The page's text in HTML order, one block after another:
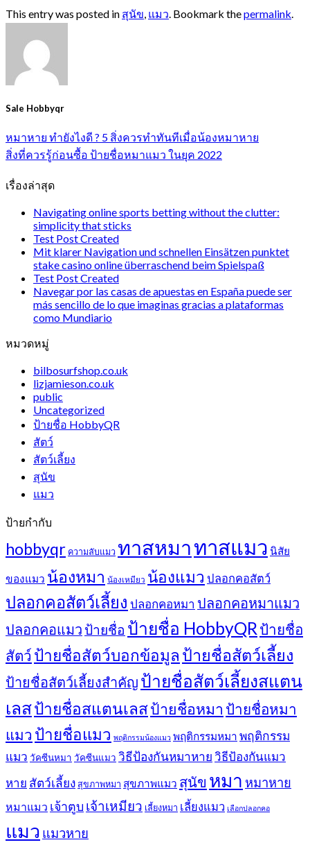
This entry was posted in สุนัข แมว . Bookmark thepermalink
Sale Hobbyqr
หมาหาย ทำยังไงดี ? 5 สิ่งควรทำทันทีเมื่อน้องหมาหาย
สิ่งที่ควรรู้ก่อนซื้อ ป้ายชื่อหมาแมว ในยุค 2022
เรื่องล่าสุด
Navigating online sports betting without the clutter:
simplicity that sticks
Test Post Created
Mit klarer Navigation und schnellen Einsätzen punktet
stake casino online überraschend beim Spielspaß
Test Post Created
Navegar por las casas de apuestas en España puede ser
más sencillo de lo que imaginas gracias a plataformas
como Mundiario
หมวดหมู่
bilbosurfshop.co.uk
lizjamieson.co.uk
public
Uncategorized
ป้ายชื่อ HobbyQR
สัตว์
สัตว์เลี้ยง
สุนัข
แมว
ป้ายกำกับ
hobbyqr ความลับแมว ทาสหมาทาสแมว นิสัย
ของแมว น้องหมา น้องเหมียว น้องแมว ปลอกคอสัตว์
ปลอกคอสัตว์เลี้ยง ปลอกคอหมา ปลอกคอหมาแมว
ปลอกคอแมว ป้ายชื่อ ป้ายชื่อ HobbyQR ป้ายชื่อ
สัตว์ ป้ายชื่อสัตว์บอกข้อมูล ป้ายชื่อสัตว์เลี้ยง
ป้ายชื่อสัตว์เลี้ยงสำคัญ ป้ายชื่อสัตว์เลี้ยงสแตน
เลสป้ายชื่อสแตนเลสป้ายชื่อหมา ป้ายชื่อหมา
แมว ป้ายชื่อแมว พฤติกรรมน้องแมว พฤติกรรมหมา พฤติกรรม
แมว วัคซีนหมา วัคซีนแมว วิธีป้องกันหมาหายวิธีป้องกันแมว
หาย สัตว์เลี้ยง สุขภาพหมา สุขภาพแมว สุนัข หมา หมาหาย
หมาแมว เจ้าตูบ เจ้าเหมียว เลี้ยงหมา เลี้ยงแมว เลือกปลอกคอ
แมว แมวหาย